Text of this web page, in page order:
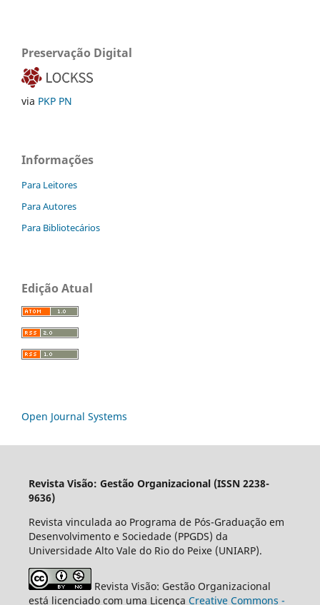
Preservação Digital
via PKP PN
Informações
Para Leitores
Para Autores
Para Bibliotecários
Edição Atual
Open Journal Systems
Revista Visão: Gestão Organizacional (ISSN 2238-
9636)
Revista vinculada ao Programa de Pós-Graduação em
Desenvolvimento e Sociedade (PPGDS) da
Universidade Alto Vale do Rio do Peixe (UNIARP).
Revista Visão: Gestão Organizacional
está licenciado com uma Licença Creative Commons -